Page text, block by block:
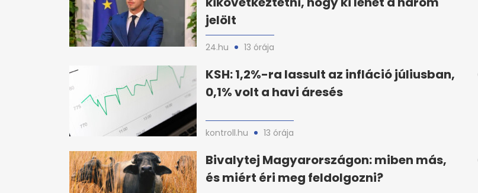
jelölt
24.hu 13 órája
KSH: 1,2%-ra lassult az infláció júliusban,
0,1% volt a havi áresés
kontroll.hu 13 órája
Bivalytej Magyarországon: miben más,
és miért éri meg feldolgozni?